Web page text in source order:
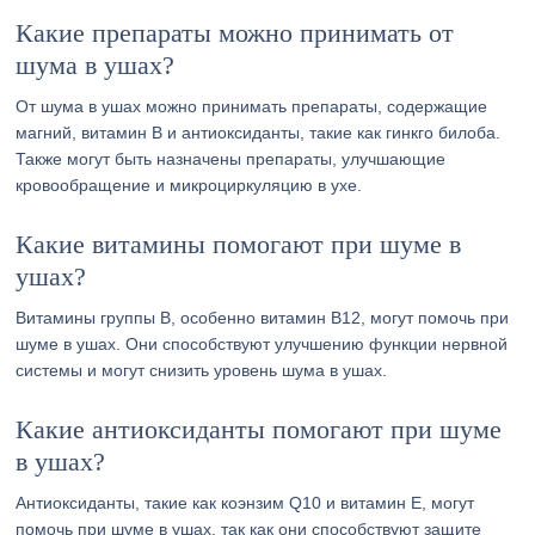
Какие препараты можно принимать от
шума в ушах?
От шума в ушах можно принимать препараты, содержащие
магний, витамин В и антиоксиданты, такие как гинкго билоба.
Также могут быть назначены препараты, улучшающие
кровообращение и микроциркуляцию в ухе.
Какие витамины помогают при шуме в
ушах?
Витамины группы В, особенно витамин В12, могут помочь при
шуме в ушах. Они способствуют улучшению функции нервной
системы и могут снизить уровень шума в ушах.
Какие антиоксиданты помогают при шуме
в ушах?
Антиоксиданты, такие как коэнзим Q10 и витамин Е, могут
помочь при шуме в ушах, так как они способствуют защите